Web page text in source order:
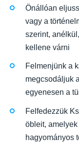
Önállóan
vagy a
szerint,
kellene várni
Felmenjünk a
megcsodáljuk
egyenesen a
Felfedezzük
öbleit,
hagyományos